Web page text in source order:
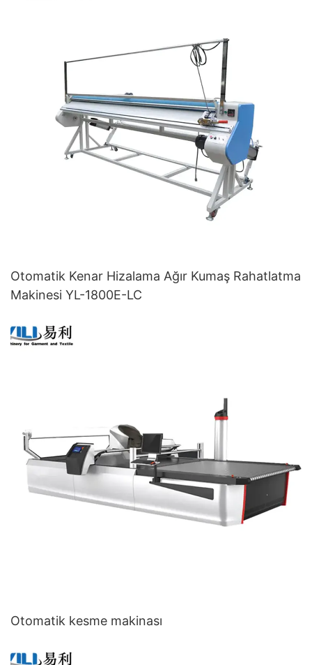
Otomatik Kenar Hizalama Ağır Kumaş Rahatlatma
Makinesi YL-1800E-LC
Otomatik kesme makinası